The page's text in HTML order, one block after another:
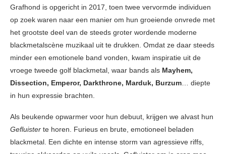
Grafhond is opgericht in 2017, toen twee vervormde individuen
op zoek waren naar een manier om hun groeiende onvrede met
het grootste deel van de steeds groter wordende moderne
blackmetalscène muzikaal uit te drukken. Omdat ze daar steeds
minder een emotionele band vonden, kwam inspiratie uit de
vroege tweede golf blackmetal, waar bands als Mayhem,
Dissection, Emperor, Darkthrone, Marduk, Burzum … diepte
in hun expressie brachten.
Als beukende opwarmer voor hun debuut, krijgen we alvast hun
Gefluister te horen. Furieus en brute, emotioneel beladen
blackmetal. Een dichte en intense storm van agressieve riffs,